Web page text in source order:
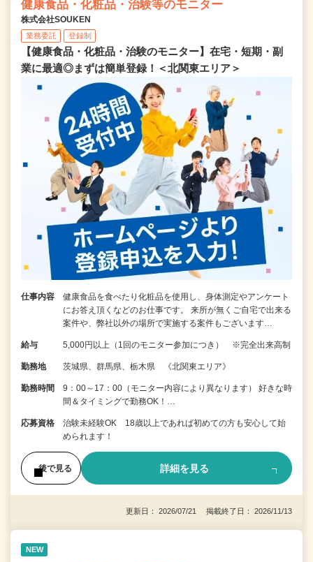
健康食品・化粧品・治験等のモニター
株式会社SOUKEN
業務委託 登録制
【健康食品・化粧品・治験のモニター】在宅・短期・副
業に最適◎まずは簡単登録！＜北関東エリア＞
仕事内容
健康食品を食べたり化粧品を使用し、身体測定やアンケート
にお答え頂くなどのお仕事です。 来所が無くご自宅で出来る
案件や、弊社以外の場所で実施する案件もございます…
給与 5,000円以上（1回のモニター参加につき） ※完全出来高制
勤務地 茨城県、群馬県、栃木県 《北関東エリア》
勤務時間
9：00～17：00（モニター内容により異なります） 好きな時
間＆タイミングで勤務OK！…
応募資格
治験未経験OK 18歳以上であれば初めての方も安心して始
められます！
後で見る 詳細を見る
更新日： 2026/07/21 掲載終了日： 2026/11/13
NEW